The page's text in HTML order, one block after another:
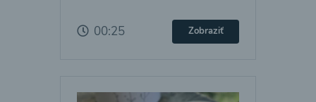
00:25 Zobraziť